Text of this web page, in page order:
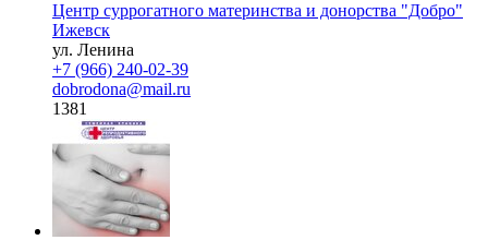
Центр суррогатного материнства и донорства "Добро"
Ижевск
ул. Ленина
+7 (966) 240-02-39
dobrodona@mail.ru
1381